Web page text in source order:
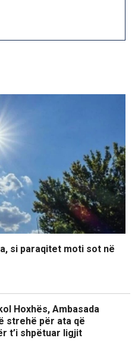
si paraqitet moti sot në
Hoxhës, Ambasada
strehë për ata që
t’i shpëtuar ligjit